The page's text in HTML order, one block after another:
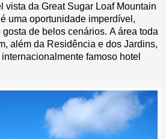
vista da Great Sugar Loaf Mountain
uma oportunidade imperdível,
de belos cenários. A área toda
além da Residência e dos Jardins,
famoso hotel